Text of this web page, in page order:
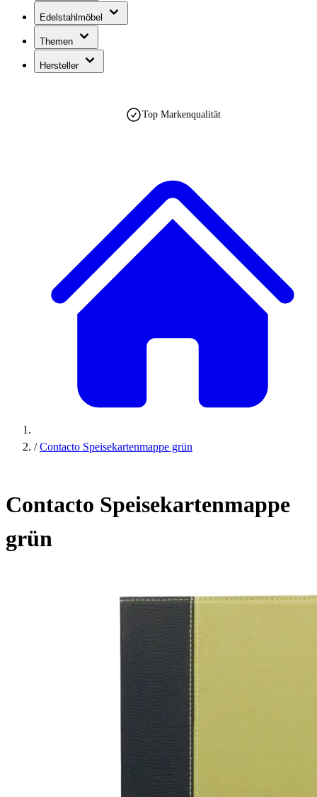
Edelstahlmöbel
Themen
Hersteller
Top Markenqualität
/ Contacto Speisekartenmappe grün
Contacto Speisekartenmappe
grün